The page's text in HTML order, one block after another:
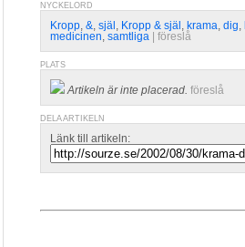
NYCKELORD
Kropp, &, själ , Kropp & själ , krama, dig,
medicinen, samtliga föreslå
PLATS
Artikeln är inte placerad. föreslå
DELA ARTIKELN
Länk till artikeln: